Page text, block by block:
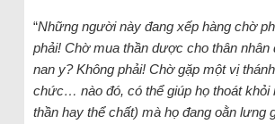
“Những người này đang xếp hàng chờ
phải! Chờ mua thần dược cho thân nhân
nan y? Không phải! Chờ gặp một vị
chức… nào đó, có thể giúp họ thoát khỏi
thần hay thể chất) mà họ đang oằn lưng